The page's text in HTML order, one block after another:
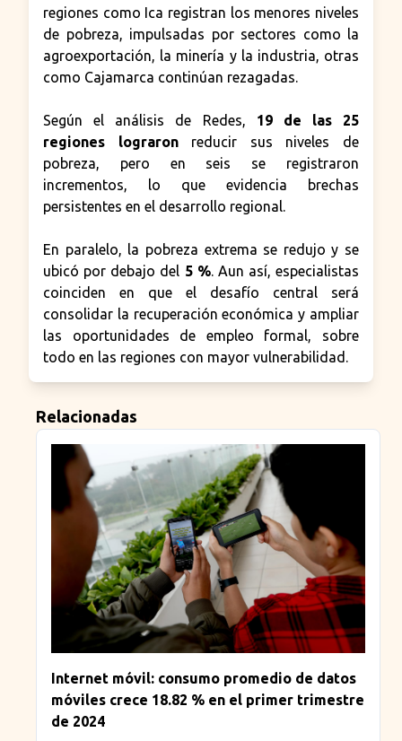
regiones como Ica registran los menores niveles
de pobreza, impulsadas por sectores como la
agroexportación, la minería y la industria, otras
como Cajamarca continúan rezagadas.
Según el análisis de Redes, 19 de las 25
regiones lograron reducir sus niveles de
pobreza, pero en seis se registraron
incrementos, lo que evidencia brechas
persistentes en el desarrollo regional.
En paralelo, la pobreza extrema se redujo y se
ubicó por debajo del 5 %. Aun así, especialistas
coinciden en que el desafío central será
consolidar la recuperación económica y ampliar
las oportunidades de empleo formal, sobre
todo en las regiones con mayor vulnerabilidad.
Relacionadas
Internet móvil: consumo promedio de datos
móviles crece 18.82 % en el primer trimestre
de 2024